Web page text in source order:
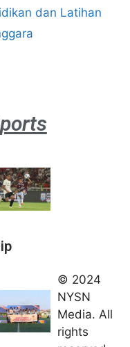
dan Latihan
umum
Kejurnas
Panahan
Junior di
© 2024
NYSN
Media. All
rights